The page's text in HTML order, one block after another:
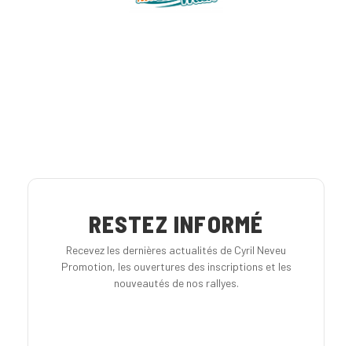
RESTEZ INFORMÉ
Recevez les dernières actualités de Cyril Neveu
Promotion, les ouvertures des inscriptions et les
nouveautés de nos rallyes.